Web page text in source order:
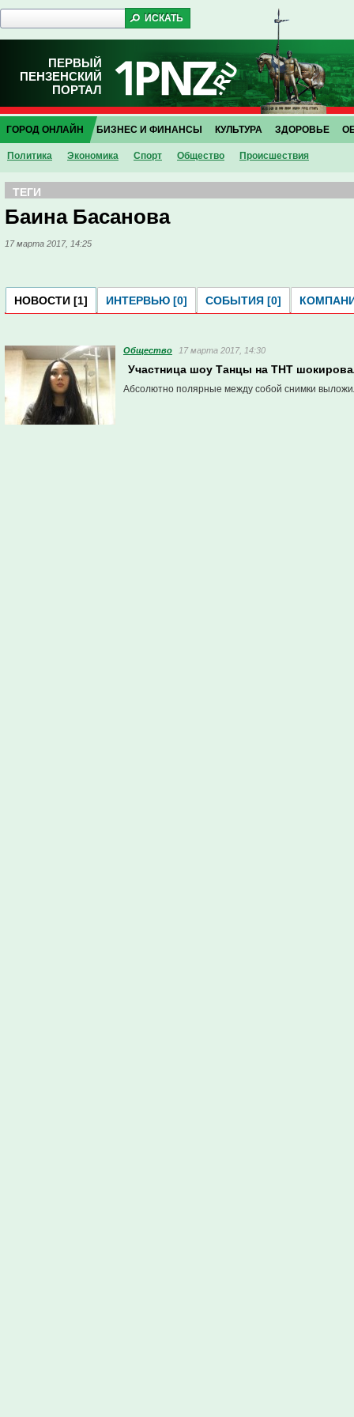
ПЕРВЫЙ
ПЕНЗЕНСКИЙ
ПОРТАЛ
ГОРОД ОНЛАЙН
Политика Экономика Спорт Общество Проиcшествия
БИЗНЕС И ФИНАНСЫ КУЛЬТУРА ЗДОРОВЬЕ
ТЕГИ
Баина Басанова
17 марта 2017, 14:25
НОВОСТИ [1] ИНТЕРВЬЮ [0] СОБЫТИЯ [0]
Общество 17 марта 2017, 14:30
Участница шоу Танцы на ТНТ
Абсолютно полярные между собой снимки